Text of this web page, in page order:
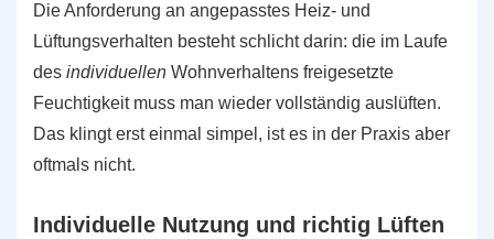
Die Anforderung an angepasstes Heiz- und
Lüftungsverhalten besteht schlicht darin: die im Laufe
des individuellen Wohnverhaltens freigesetzte
Feuchtigkeit muss man wieder vollständig auslüften.
Das klingt erst einmal simpel, ist es in der Praxis aber
oftmals nicht.
Individuelle Nutzung und richtig Lüften